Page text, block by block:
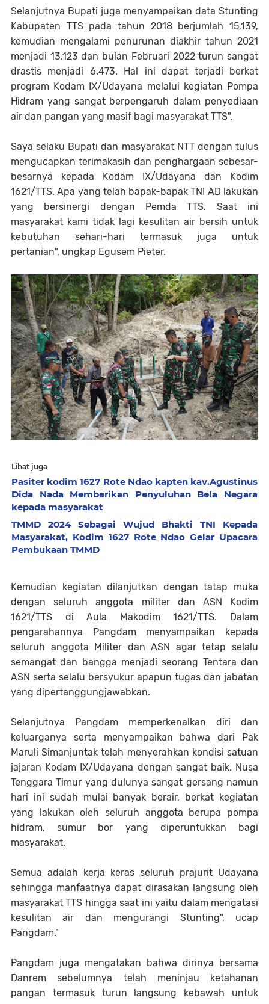
Selanjutnya Bupati juga menyampaikan data Stunting
Kabupaten TTS pada tahun 2018 berjumlah 15,139,
kemudian mengalami penurunan diakhir tahun 2021
menjadi 13.123 dan bulan Februari 2022 turun sangat
drastis menjadi 6.473. Hal ini dapat terjadi berkat
program Kodam IX/Udayana melalui kegiatan Pompa
Hidram yang sangat berpengaruh dalam penyediaan
air dan pangan yang masif bagi masyarakat TTS".
Saya selaku Bupati dan masyarakat NTT dengan tulus
mengucapkan terimakasih dan penghargaan sebesar-
besarnya kepada Kodam IX/Udayana dan Kodim
1621/TTS. Apa yang telah bapak-bapak TNI AD lakukan
yang bersinergi dengan Pemda TTS. Saat ini
masyarakat kami tidak lagi kesulitan air bersih untuk
kebutuhan sehari-hari termasuk juga untuk
pertanian", ungkap Egusem Pieter.
Lihat juga
Pasiter kodim 1627 Rote Ndao kapten kav.Agustinus
Dida Nada Memberikan Penyuluhan Bela Negara
kepada masyarakat
TMMD 2024 Sebagai Wujud Bhakti TNI Kepada
Masyarakat, Kodim 1627 Rote Ndao Gelar Upacara
Pembukaan TMMD
Kemudian kegiatan dilanjutkan dengan tatap muka
dengan seluruh anggota militer dan ASN Kodim
1621/TTS di Aula Makodim 1621/TTS. Dalam
pengarahannya Pangdam menyampaikan kepada
seluruh anggota Militer dan ASN agar tetap selalu
semangat dan bangga menjadi seorang Tentara dan
ASN serta selalu bersyukur apapun tugas dan jabatan
yang dipertanggungjawabkan.
Selanjutnya Pangdam memperkenalkan diri dan
keluarganya serta menyampaikan bahwa dari Pak
Maruli Simanjuntak telah menyerahkan kondisi satuan
jajaran Kodam IX/Udayana dengan sangat baik. Nusa
Tenggara Timur yang dulunya sangat gersang namun
hari ini sudah mulai banyak berair, berkat kegiatan
yang lakukan oleh seluruh anggota berupa pompa
hidram, sumur bor yang diperuntukkan bagi
masyarakat.
Semua adalah kerja keras seluruh prajurit Udayana
sehingga manfaatnya dapat dirasakan langsung oleh
masyarakat TTS hingga saat ini yaitu dalam mengatasi
kesulitan air dan mengurangi Stunting", ucap
Pangdam."
Pangdam juga mengatakan bahwa dirinya bersama
Danrem sebelumnya telah meninjau ketahanan
pangan termasuk turun langsung kebawah untuk